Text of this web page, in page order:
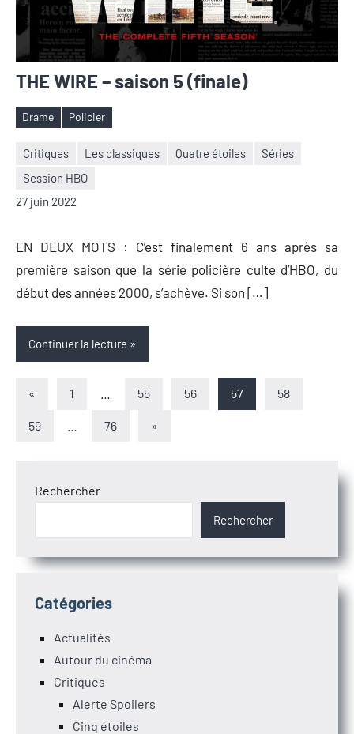
THE WIRE – saison 5 (finale)
Étiquettes
Drame Policier
Critiques Les classiques Quatre étoiles
Séries
Session HBO
27 juin 2022
Nicolas
Auger
Aucun
commentaire
EN DEUX MOTS : C’est finalement 6 ans après sa
première saison que la série policière culte d’HBO, du
début des années 2000, s’achève. Si son […]
Continuer la lecture
Pagination
des
« Articles1 55 56 57 58
59 76
Articles
»
Rechercher
Rechercher
Catégories
Actualités
Autour du cinéma
Critiques
Alerte Spoilers
Cinq étoiles